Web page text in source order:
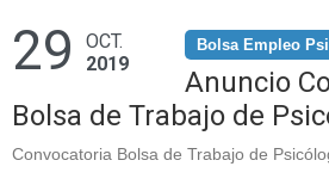
29
OCT.
2019
Bolsa Empleo
Anuncio
Bolsa de Trabajo de
Convocatoria Bolsa de Trabajo de